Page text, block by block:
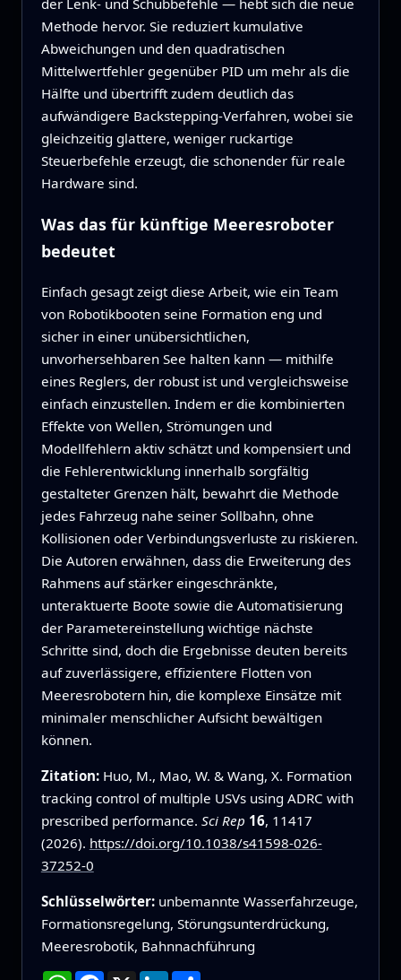
der Lenk- und Schubbefehle — hebt sich die neue
Methode hervor. Sie reduziert kumulative
Abweichungen und den quadratischen
Mittelwertfehler gegenüber PID um mehr als die
Hälfte und übertrifft zudem deutlich das
aufwändigere Backstepping-Verfahren, wobei sie
gleichzeitig glattere, weniger ruckartige
Steuerbefehle erzeugt, die schonender für reale
Hardware sind.
Was das für künftige Meeresroboter
bedeutet
Einfach gesagt zeigt diese Arbeit, wie ein Team
von Robotikbooten seine Formation eng und
sicher in einer unübersichtlichen,
unvorhersehbaren See halten kann — mithilfe
eines Reglers, der robust ist und vergleichsweise
einfach einzustellen. Indem er die kombinierten
Effekte von Wellen, Strömungen und
Modellfehlern aktiv schätzt und kompensiert und
die Fehlerentwicklung innerhalb sorgfältig
gestalteter Grenzen hält, bewahrt die Methode
jedes Fahrzeug nahe seiner Sollbahn, ohne
Kollisionen oder Verbindungsverluste zu riskieren.
Die Autoren erwähnen, dass die Erweiterung des
Rahmens auf stärker eingeschränkte,
unteraktuerte Boote sowie die Automatisierung
der Parametereinstellung wichtige nächste
Schritte sind, doch die Ergebnisse deuten bereits
auf zuverlässigere, effizientere Flotten von
Meeresrobotern hin, die komplexe Einsätze mit
minimaler menschlicher Aufsicht bewältigen
können.
Zitation: Huo, M., Mao, W. & Wang, X. Formation
tracking control of multiple USVs using ADRC with
prescribed performance. Sci Rep 16, 11417
(2026). https://doi.org/10.1038/s41598-026-
37252-0
Schlüsselwörter: unbemannte Wasserfahrzeuge,
Formationsregelung, Störungsunterdrückung,
Meeresrobotik, Bahnnachführung